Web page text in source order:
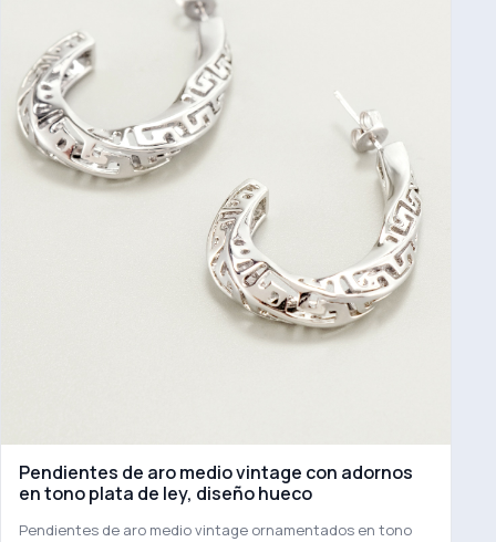
Pendientes de aro medio vintage con adornos
en tono plata de ley, diseño hueco
Pendientes de aro medio vintage ornamentados en tono